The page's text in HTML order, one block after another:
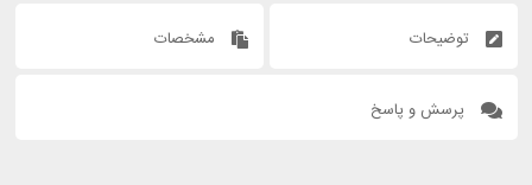
توضیحات مشخصات
پرسش و پاسخ